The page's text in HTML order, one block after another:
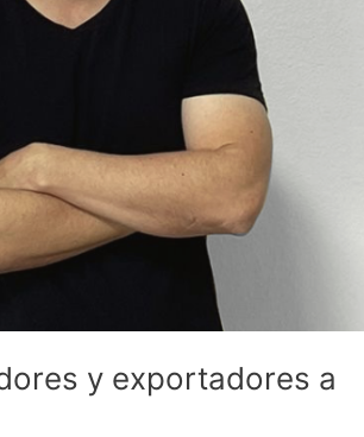
y exportadores a